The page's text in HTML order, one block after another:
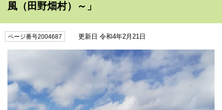
風（田野畑村）～」
ページ番号2004687 更新日 令和4年2月21日